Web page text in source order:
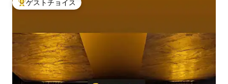
大好評のゲストチョイスです。
ゲストチョイス